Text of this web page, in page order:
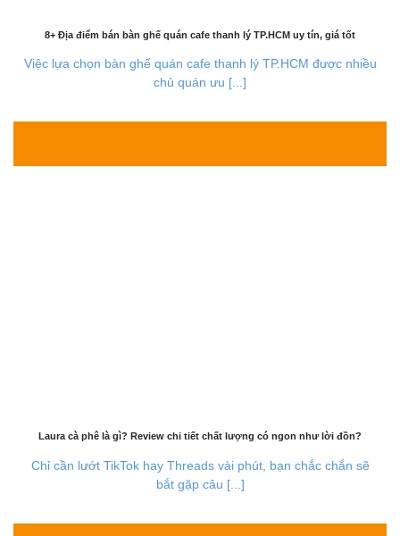
8+ Địa điểm bán bàn ghế quán cafe thanh lý TP.HCM uy tín, giá tốt
Việc lựa chọn bàn ghế quán cafe thanh lý TP.HCM được nhiều
chủ quán ưu [...]
Laura cà phê là gì? Review chi tiết chất lượng có ngon như lời đồn?
Chỉ cần lướt TikTok hay Threads vài phút, bạn chắc chắn sẽ
bắt gặp câu [...]